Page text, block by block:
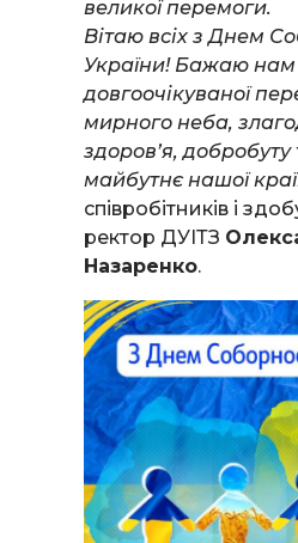
великої перемоги.
Вітаю всіх з Днем
України! Бажаю нам
довгоочікуваної
мирного неба,
здоров’я, добробуту
майбутнє нашої
співробітників і
ректор ДУІТЗ
Назаренко.